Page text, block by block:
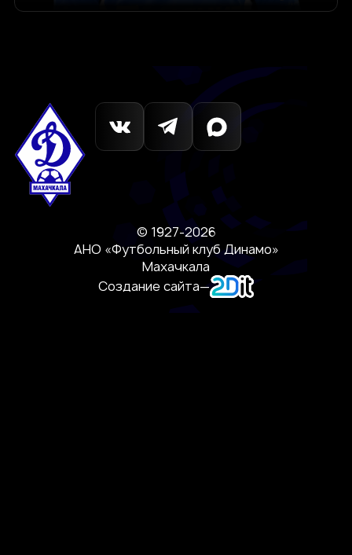
© 1927-2026
АНО «Футбольный клуб Динамо»
Махачкала
Создание сайта—